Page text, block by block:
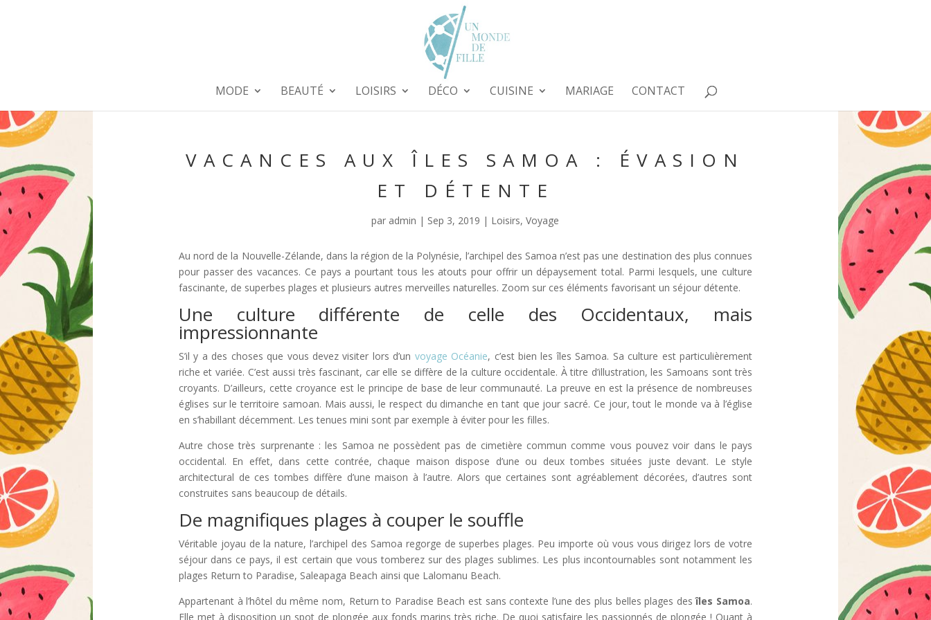
MODE BEAUTÉ LOISIRS DÉCO CUISINE MARIAGE CONTACT
VACANCES AUX ÎLES SAMOA : ÉVASION
ET DÉTENTE
par admin | Sep 3, 2019 | Loisirs,Voyage
Au nord de la Nouvelle-Zélande, dans la région de la Polynésie, l’archipel des Samoa n’est pas une destination des plus connues
pour passer des vacances. Ce pays a pourtant tous les atouts pour offrir un dépaysement total. Parmi lesquels, une culture
fascinante, de superbes plages et plusieurs autres merveilles naturelles. Zoom sur ces éléments favorisant un séjour détente.
Une culture différente de celle des Occidentaux, mais
impressionnante
S’il y a des choses que vous devez visiter lors d’un voyage Océanie, c’est bien les îles Samoa. Sa culture est particulièrement
riche et variée. C’est aussi très fascinant, car elle se diffère de la culture occidentale. À titre d’illustration, les Samoans sont très
croyants. D’ailleurs, cette croyance est le principe de base de leur communauté. La preuve en est la présence de nombreuses
églises sur le territoire samoan. Mais aussi, le respect du dimanche en tant que jour sacré. Ce jour, tout le monde va à l’église
en s’habillant décemment. Les tenues mini sont par exemple à éviter pour les filles.
Autre chose très surprenante : les Samoa ne possèdent pas de cimetière commun comme vous pouvez voir dans le pays
occidental. En effet, dans cette contrée, chaque maison dispose d’une ou deux tombes situées juste devant. Le style
architectural de ces tombes diffère d’une maison à l’autre. Alors que certaines sont agréablement décorées, d’autres sont
construites sans beaucoup de détails.
De magnifiques plages à couper le souffle
Véritable joyau de la nature, l’archipel des Samoa regorge de superbes plages. Peu importe où vous vous dirigez lors de votre
séjour dans ce pays, il est certain que vous tomberez sur des plages sublimes. Les plus incontournables sont notamment les
plages Return to Paradise, Saleapaga Beach ainsi que Lalomanu Beach.
Appartenant à l’hôtel du même nom, Return to Paradise Beach est sans contexte l’une des plus belles plages desîles Samoa.
Elle met à disposition un spot de plongée aux fonds marins très riche. De quoi satisfaire les passionnés de plongée ! Quant à